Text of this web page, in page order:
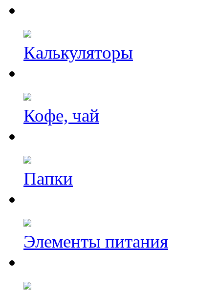
Калькуляторы
Кофе, чай
Папки
Элементы питания